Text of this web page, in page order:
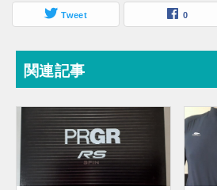
Tweet 0
関連記事